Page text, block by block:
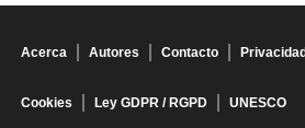
Acerca Autores Contacto Privacidad
Cookies Ley GDPR / RGPD UNESCO